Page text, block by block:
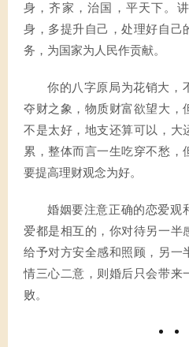
身，齐家，治国，平天下。
身，多提升自己，处理好自己
务，为国家为人民作贡献。
你的八字原局为花销大，
夺财之象，物质财富欲望大，
不是太好，地支还算可以，大
累，整体而言一生吃穿不愁，
要提高理财观念为好。
婚姻要注意正确的恋爱观
爱都是相互的，你对待另一半
给予对方安全感和照顾，另一
情三心二意，则婚后只会带来
败。